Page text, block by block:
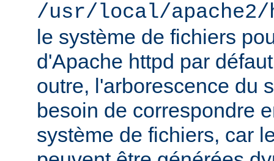
/usr/local/
le système de fichiers
d'Apache httpd par
outre, l'arborescence du
besoin de correspondre
système de fichiers, car